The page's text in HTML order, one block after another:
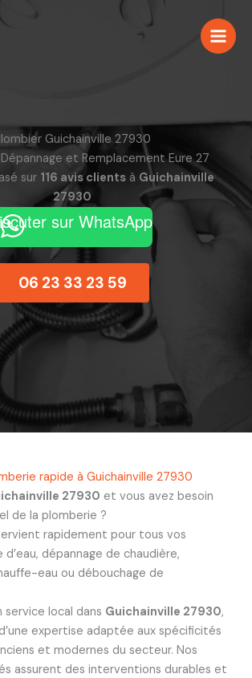
Guichainville 27930
et Remplacement Eure 27
sur 116 avis clients à Guichainville
27930
sur WhatsApp
06 23 33 23 59
rapide à Guichainville 27930
27930 et vous avez besoin
de la plomberie ?
rapidement pour tous vos
dépannage de chaudière,
eau ou débouchage de
service local dans Guichainville 27930,
expertise adaptée aux spécificités
et modernes du secteur. Nos
assurent des interventions durables et